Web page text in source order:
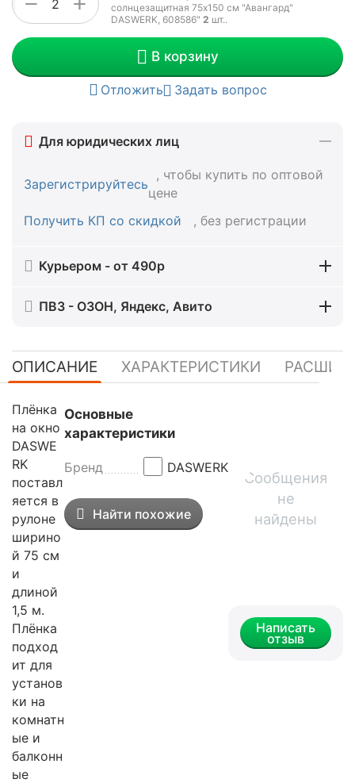
солнцезащитная 75х150 см "Авангард"
DASWERK, 608586" 2 шт..
В корзину
Отложить Задать вопрос
Для юридических лиц
Зарегистрируйтесь
, чтобы купить по оптовой
цене
Получить КП со скидкой
, без регистрации
Курьером - от 490р
ПВЗ - ОЗОН, Яндекс, Авито
ОПИСАНИЕ ХАРАКТЕРИСТИКИ
Плёнка
на окно
DASWE
RK
поставл
яется в
рулоне
ширино
й 75 см
и
длиной
1,5 м.
Плёнка
подход
ит для
установ
ки на
комнатн
ые и
балконн
ые
Основные
характеристики
Бренд DASWERK
Найти похожие
Сообщения
не
найдены
Написать
отзыв